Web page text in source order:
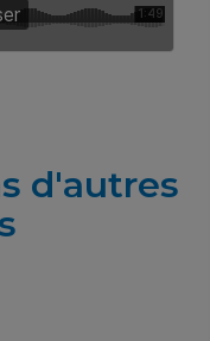
d'autres